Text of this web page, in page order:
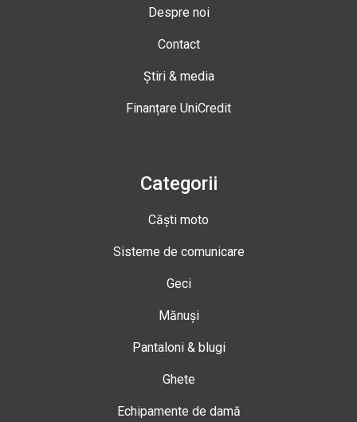
Despre noi
Contact
Știri & media
Finanțare UniCredit
Categorii
Căști moto
Sisteme de comunicare
Geci
Mănuși
Pantaloni & blugi
Ghete
Echipamente de damă